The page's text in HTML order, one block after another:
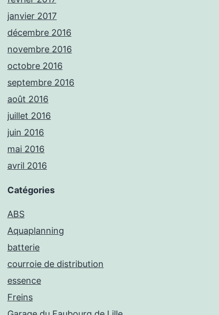
janvier 2017
décembre 2016
novembre 2016
octobre 2016
septembre 2016
août 2016
juillet 2016
juin 2016
mai 2016
avril 2016
Catégories
ABS
Aquaplanning
batterie
courroie de distribution
essence
Freins